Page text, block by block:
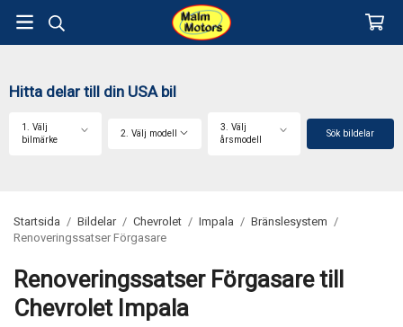
Hitta delar till din USA bil
1. Välj
bilmärke
2. Välj modell
3. Välj
årsmodell
Sök bildelar
Startsida / Bildelar / Chevrolet / Impala / Bränslesystem /
Renoveringssatser Förgasare
Renoveringssatser Förgasare till
Chevrolet Impala